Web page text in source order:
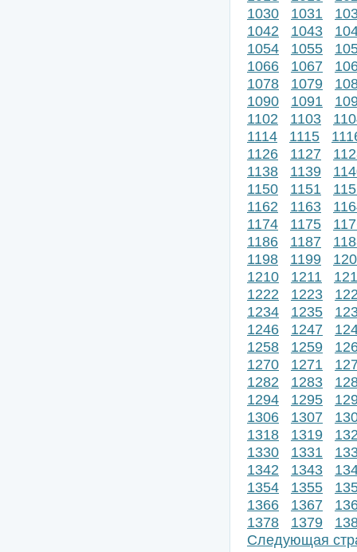
1030
1031
1042
1043
1054
1055
1066
1067
1078
1079
1090
1091
1102
1103
1114
1115
1126
1127
1138
1139
1150
1151
1162
1163
1174
1175
1186
1187
1198
1199
1210
1211
1222
1223
1234
1235
1246
1247
1258
1259
1270
1271
1282
1283
1294
1295
1306
1307
1318
1319
1330
1331
1342
1343
1354
1355
1366
1367
1378
1379
Следующая